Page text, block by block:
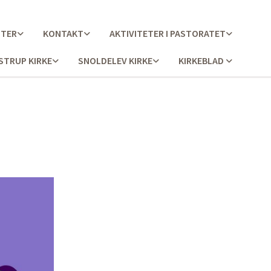
KONTAKT AKTIVITETER I PASTORATET
KIRKE SNOLDELEV KIRKE KIRKEBLAD